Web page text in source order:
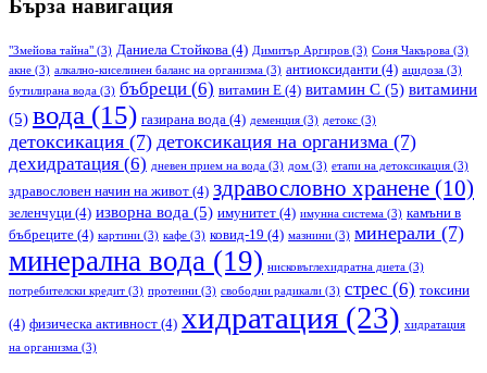
Бърза навигация
"Змейова тайна" (3) Даниела Стойкова (4) Димитър Аргиров (3) Соня Чакърова (3)
акне (3) алкално-киселинен баланс на организма (3) антиоксиданти (4) ацидоза (3)
бутилирана вода (3) бъбреци (6) витамин Е (4) витамин С (5) витамини
(5) вода (15) газирана вода (4) деменция (3) детокс (3)
детоксикация (7) детоксикация на организма (7)
дехидратация (6) дневен прием на вода (3) дом (3) етапи на детоксикация (3)
здравословен начин на живот (4) здравословно хранене (10)
зеленчуци (4) изворна вода (5) имунитет (4) имунна система (3) камъни в
бъбреците (4) картини (3) кафе (3) ковид-19 (4) мазнини (3) минерали (7)
минерална вода (19) нисковъглехидратна диета (3)
потребителски кредит (3) протеини (3) свободни радикали (3) стрес (6) токсини
(4) физическа активност (4) хидратация (23) хидратация
на организма (3)